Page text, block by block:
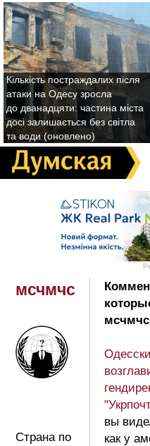
Кількість постраждалих після
атаки на Одесу зросла
до дванадцяти: частина міста
досі залишається без світла
та води (оновлено)
мсчмчс
Страна по
вы
как у